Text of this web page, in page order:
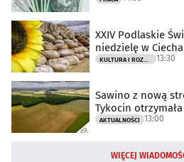
XXIV Podlaskie
niedzielę w
KULTURA I ROZRYWKA 13:30
Sawino z nową
Tykocin
AKTUALNOŚCI 13:00
WIĘCEJ